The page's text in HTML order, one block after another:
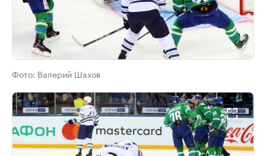
Фото: Валерий Шахов